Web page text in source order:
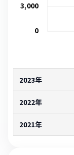
0
3,000
2023年
2022年
2021年